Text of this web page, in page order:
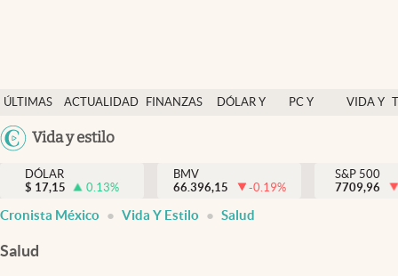
ÚLTIMAS
NOTICIAS
ACTUALIDAD
FINANZAS
DÓLAR Y
PC Y
VIDA Y
México
Vida y estilo
Actualidad
Finanzas y economía
Dólar y mercados
DÓLAR
$ 17,15 0.13%
BMV
66.396,15
-0.19%
S&P 500
7709,96
Cronista México Vida Y Estilo Salud
Salud